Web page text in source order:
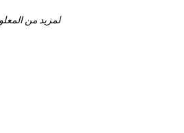
لمزيد من